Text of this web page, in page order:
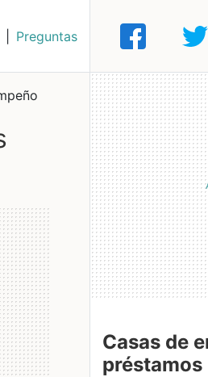
Preguntas
Casas de
préstamos